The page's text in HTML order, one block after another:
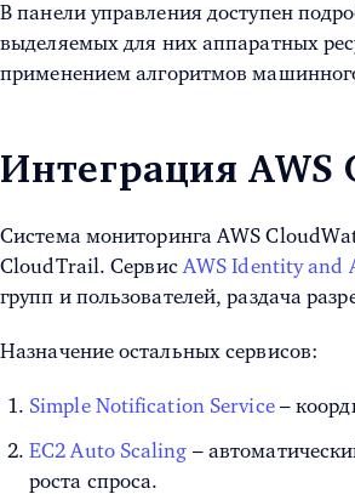
В панели управления доступен
выделяемых для них аппаратных
применением алгоритмов
Интеграция AWS
Система мониторинга AWS
CloudTrail. Сервис AWS Identity and
групп и пользователей, раздача
Назначение остальных сервисов:
Simple Notification Service–
EC2 Auto Scaling –
роста спроса.